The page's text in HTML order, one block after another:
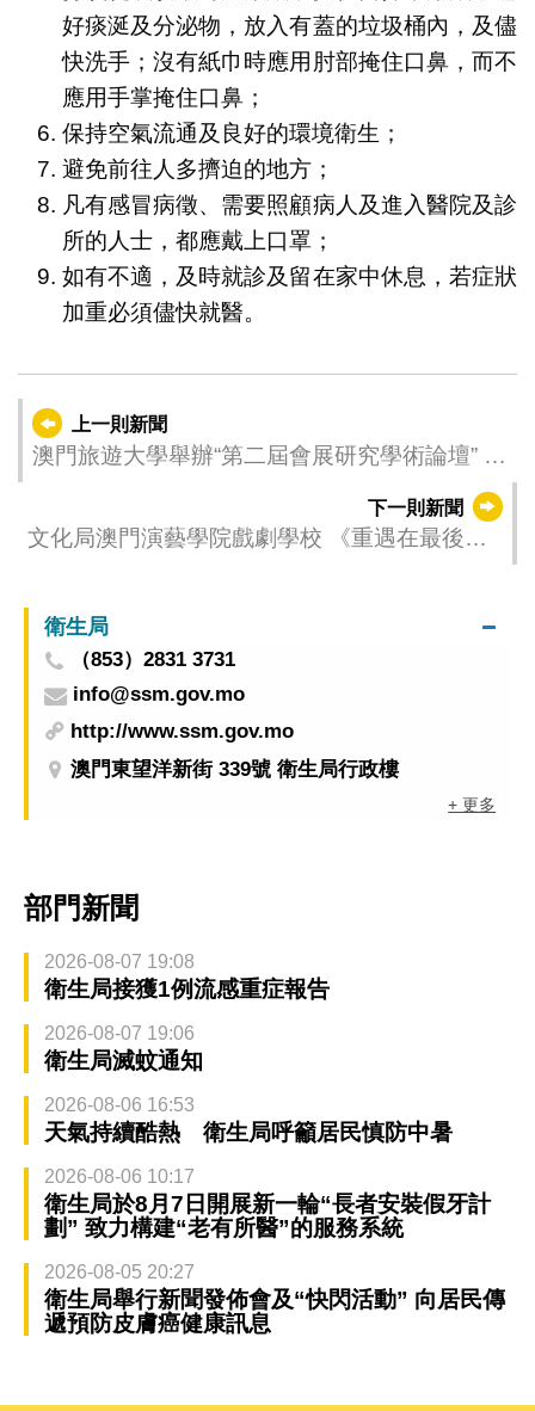
好痰涎及分泌物，放入有蓋的垃圾桶內，及儘
快洗手；沒有紙巾時應用肘部掩住口鼻，而不
應用手掌掩住口鼻；
保持空氣流通及良好的環境衛生；
避免前往人多擠迫的地方；
凡有感冒病徵、需要照顧病人及進入醫院及診
所的人士，都應戴上口罩；
如有不適，及時就診及留在家中休息，若症狀
加重必須儘快就醫。
上一則新聞
澳門旅遊大學舉辦“第二屆會展研究學術論壇” 探
下一則新聞
文化局澳門演藝學院戲劇學校 《重遇在最後一
衛生局
（853）2831 3731
info@ssm.gov.mo
http://www.ssm.gov.mo
澳門東望洋新街 339號 衛生局行政樓
+ 更多
部門新聞
2026-08-07 19:08
衛生局接獲1例流感重症報告
2026-08-07 19:06
衛生局滅蚊通知
2026-08-06 16:53
天氣持續酷熱 衛生局呼籲居民慎防中暑
2026-08-06 10:17
衛生局於8月7日開展新一輪“長者安裝假牙計
劃” 致力構建“老有所醫”的服務系統
2026-08-05 20:27
衛生局舉行新聞發佈會及“快閃活動” 向居民傳
遞預防皮膚癌健康訊息